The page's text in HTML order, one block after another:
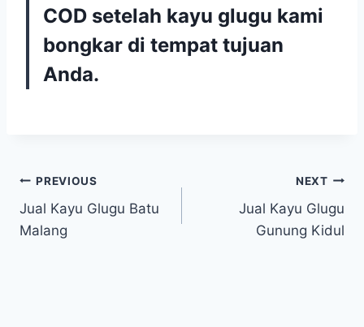
COD setelah kayu glugu kami
bongkar di tempat tujuan
Anda.
Navigasi
pos
PREVIOUS
Jual Kayu Glugu Batu
Malang
NEXT
Jual Kayu Glugu
Gunung Kidul